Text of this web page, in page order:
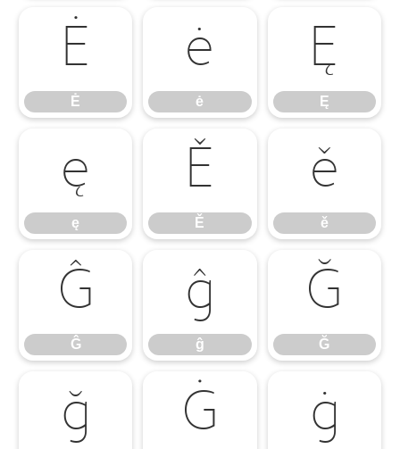
Ė
Ė
ė
ė
Ę
Ę
ę
ę
Ě
Ě
ě
ě
Ĝ
Ĝ
ĝ
ĝ
Ğ
Ğ
ğ Ġ ġ